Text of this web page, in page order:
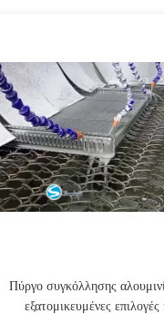
Πύργο συγκόλλησης
εξατομικευμένες επιλογές